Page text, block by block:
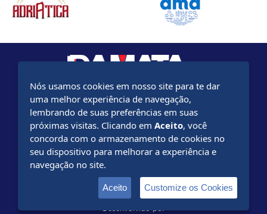
Rod BR-116 km 765 - Leopoldina - 36.700-000
Minas Gerais - Brasil - (32) 3449-4600
www.ambev.com.br
www.emporiodacerveja.com.br
Nós usamos cookies em nosso site para te dar
uma melhor experiência de navegação,
lembrando de suas preferências em suas
próximas visitas. Clicando em Aceito, você
concorda com o armazenamento de cookies no
seu dispositivo para melhorar a experiência e
navegação no site.
Aceito Customize os Cookies